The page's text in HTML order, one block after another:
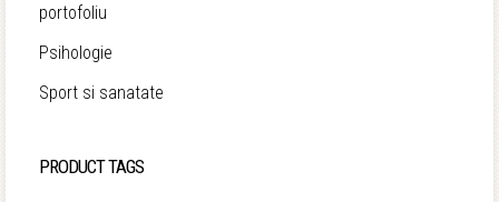
portofoliu
Psihologie
Sport si sanatate
PRODUCT TAGS